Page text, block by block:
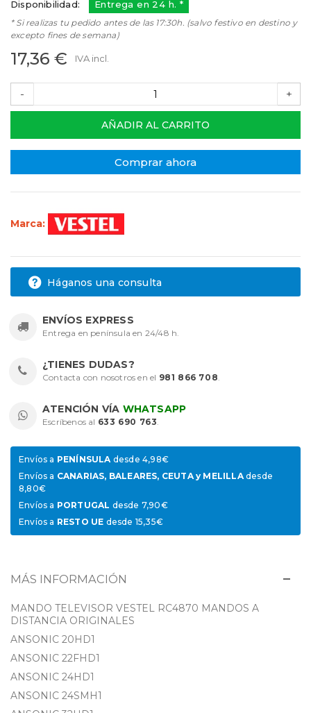
Disponibilidad: Entrega en 24 h. *
* Si realizas tu pedido antes de las 17:30h. (salvo festivo en destino y
excepto fines de semana)
17,36 € IVA incl.
- +
AÑADIR AL CARRITO
Comprar ahora
Marca:
Háganos una consulta
ENVÍOS EXPRESS
Entrega en península en 24/48 h.
¿TIENES DUDAS?
Contacta con nosotros en el 981 866 708.
ATENCIÓN VÍA WHATSAPP
Escríbenos al 633 690 763.
Envíos a PENÍNSULAdesde 4,98€
Envíos a CANARIAS, BALEARES, CEUTA y MELILLAdesde
8,80€
Envíos a PORTUGAL desde 7,90€
Envíos a RESTO UE desde 15,35€
MÁS INFORMACIÓN
MANDO TELEVISOR VESTEL RC4870 MANDOS A
DISTANCIA ORIGINALES
ANSONIC 20HD1
ANSONIC 22FHD1
ANSONIC 24HD1
ANSONIC 24SMH1